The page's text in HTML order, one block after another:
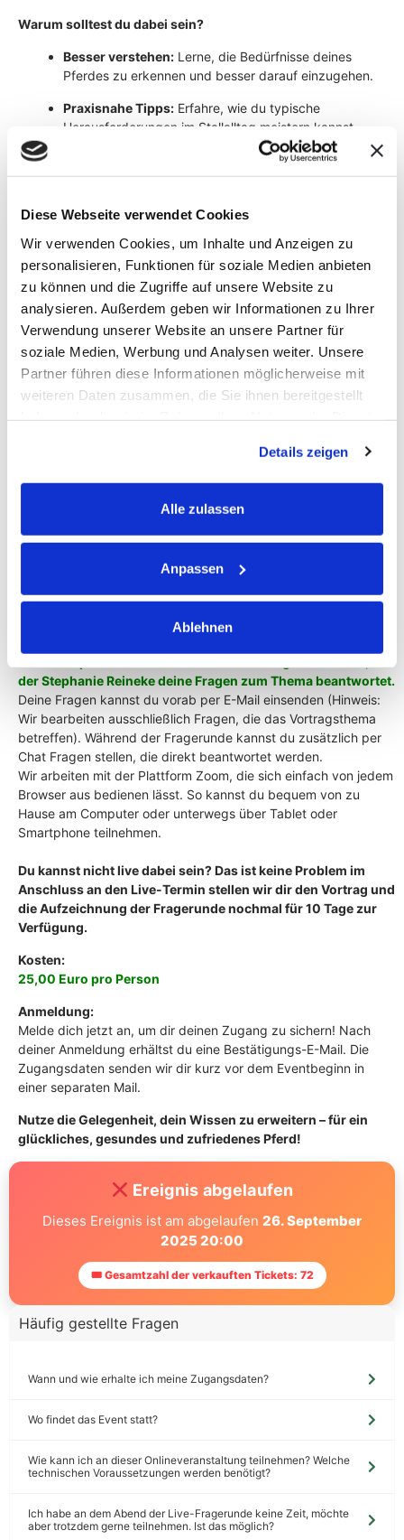
Diese Webseite verwendet Cookies
Wir verwenden Cookies, um Inhalte und Anzeigen zu
personalisieren, Funktionen für soziale Medien anbieten
zu können und die Zugriffe auf unsere Website zu
analysieren. Außerdem geben wir Informationen zu Ihrer
Verwendung unserer Website an unsere Partner für
soziale Medien, Werbung und Analysen weiter. Unsere
Partner führen diese Informationen möglicherweise mit
weiteren Daten zusammen, die Sie ihnen bereitgestellt
Details zeigen
Alle zulassen
Anpassen
Ablehnen
Warum solltest du dabei sein?
Besser verstehen: Lerne, die Bedürfnisse deines
Pferdes zu erkennen und besser darauf einzugehen.
Praxisnahe Tipps: Erfahre, wie du typische
Herausforderungen im Stallalltag meistern kannst.
Erhalte Antworten auf deine Fragen –
direkt von Experten.
Einfach und flexibel:Nimm bequem von zu Hause oder
bist oder die Aufzeichnung nutzt.
Flexibel und einfach: Vorträge und Fragerunden bequem von
zu Hause oder unterwegs.
Termin:
Vortrag: Ab dem 22. September 2025 als
Aufzeichnung verfügbar
(Dauer ca. 1 Stunde) – live über Zoom
Ablauf:
Nach deiner verbindlichen Anmeldung erhältst du die
des Vortrags wird dir ab dem 22. September 2025
Verfügung stehen.So kannst du den Inhalt flexibel anschauen
der Stephanie Reinekedeine Fragen zum Thema beantwortet.
Deine Fragen kannst du vorab per E-Mail einsenden (Hinweis:
Wir bearbeiten ausschließlich Fragen, die das Vortragsthema
betreffen). Während der Fragerunde kannst du zusätzlich per
Chat Fragen stellen, die direkt beantwortet werden.
Wir arbeiten mit der Plattform Zoom, die sich einfach von jedem
Browser aus bedienen lässt. So kannst du bequem von zu
Hause am Computer oder unterwegs über Tablet oder
Smartphone teilnehmen.
Du kannst nicht live dabei sein? Das ist keine Problem im
Anschluss an den Live-Termin stellen wir dir den Vortrag und
die Aufzeichnung der Fragerunde nochmal für 10 Tage zur
Verfügung.
Kosten:
25,00 Euro pro Person
Anmeldung:
Melde dich jetzt an, um dir deinen Zugang zu sichern! Nach
deiner Anmeldung erhältst du eine Bestätigungs-E-Mail. Die
Zugangsdaten senden wir dir kurz vor dem Eventbeginn in
einer separaten Mail.
Nutze die Gelegenheit, dein Wissen zu erweitern – für ein
glückliches, gesundes und zufriedenes Pferd!
Ereignis abgelaufen
Dieses Ereignis ist am abgelaufen 26. September
2025 20:00
🎟 Gesamtzahl der verkauften Tickets: 72
Häufig gestellte Fragen
Wann und wie erhalte ich meine Zugangsdaten?
Wo findet das Event statt?
Wie kann ich an dieser Onlineveranstaltung teilnehmen? Welche
technischen Voraussetzungen werden benötigt?
Ich habe an dem Abend der Live-Fragerunde keine Zeit, möchte
aber trotzdem gerne teilnehmen. Ist das möglich?